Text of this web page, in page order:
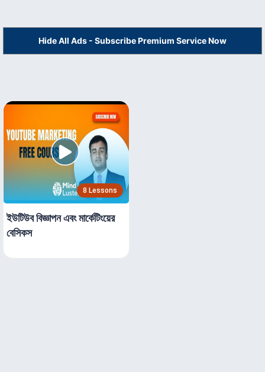
Hide All Ads - Subscribe Premium Service Now
8 Lessons
ইউটিউব বিজ্ঞাপন এবং মার্কেটিংয়ের
বেসিকস